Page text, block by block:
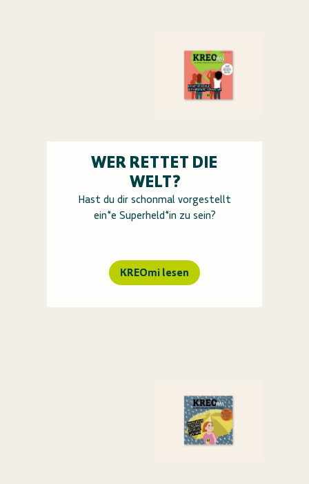
WER RETTET DIE
WELT?
Hast du dir schonmal vorgestellt
ein*e Superheld*in zu sein?
KREOmi lesen